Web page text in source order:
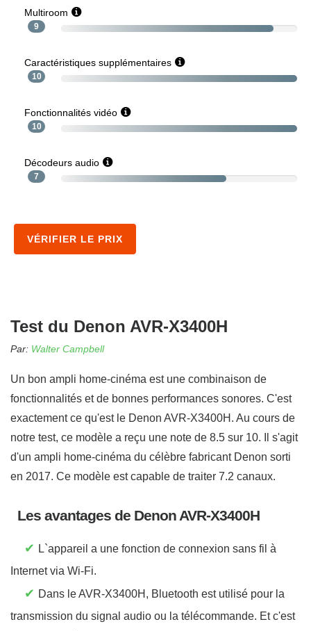
Multiroom
9
Caractéristiques supplémentaires
10
Fonctionnalités vidéo
10
Décodeurs audio
7
VÉRIFIER LE PRIX
Test du Denon AVR-X3400H
Par: Walter Campbell
Un bon ampli home-cinéma est une combinaison de
fonctionnalités et de bonnes performances sonores. C'est
exactement ce qu'est le Denon AVR-X3400H. Au cours de
notre test, ce modèle a reçu une note de 8.5 sur 10. Il s'agit
d'un ampli home-cinéma du célèbre fabricant Denon sorti
en 2017. Ce modèle est capable de traiter 7.2 canaux.
Les avantages de Denon AVR-X3400H
✔ L`appareil a une fonction de connexion sans fil à
Internet via Wi-Fi.
✔ Dans le AVR-X3400H, Bluetooth est utilisé pour la
transmission du signal audio ou la télécommande. Et c'est